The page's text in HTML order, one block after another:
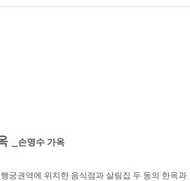
_ 손명수 가옥
궁권역에 위치한 음식점과 살림집 두 동의 한옥과